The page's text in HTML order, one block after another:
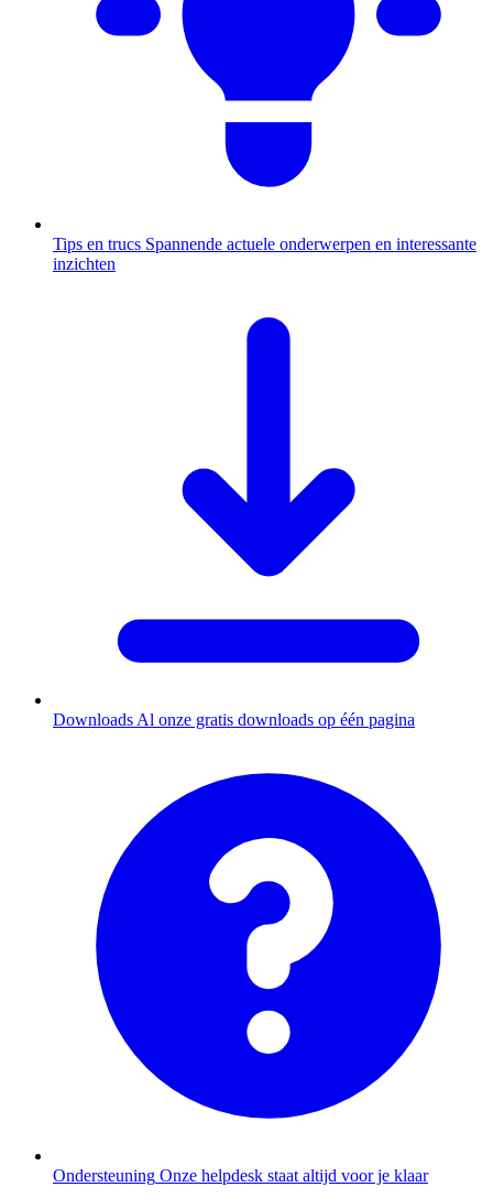
Tips en trucs Spannende actuele onderwerpen en interessante
inzichten
Downloads Al onze gratis downloads op één pagina
Ondersteuning Onze helpdesk staat altijd voor je klaar